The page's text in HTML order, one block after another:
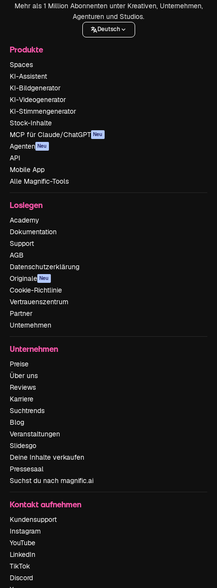
Mehr als 1 Million Abonnenten unter Kreativen, Unternehmen,
Agenturen und Studios.
Deutsch
Produkte
Spaces
KI-Assistent
KI-Bildgenerator
KI-Videogenerator
KI-Stimmengenerator
Stock-Inhalte
MCP für Claude/ChatGPT Neu
Agenten Neu
API
Mobile App
Alle Magnific-Tools
Loslegen
Academy
Dokumentation
Support
AGB
Datenschutzerklärung
Originale Neu
Cookie-Richtlinie
Vertrauenszentrum
Partner
Unternehmen
Unternehmen
Preise
Über uns
Reviews
Karriere
Suchtrends
Blog
Veranstaltungen
Slidesgo
Deine Inhalte verkaufen
Pressesaal
Suchst du nach magnific.ai
Kontakt aufnehmen
Kundensupport
Instagram
YouTube
LinkedIn
TikTok
Discord